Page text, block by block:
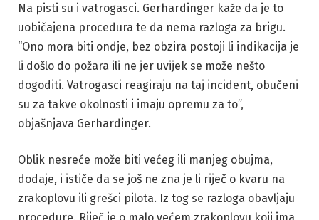
Na pisti su i vatrogasci. Gerhardinger kaže da je to
uobičajena procedura te da nema razloga za brigu.
“Ono mora biti ondje, bez obzira postoji li indikacija je
li došlo do požara ili ne jer uvijek se može nešto
dogoditi. Vatrogasci reagiraju na taj incident, obučeni
su za takve okolnosti i imaju opremu za to”,
objašnjava Gerhardinger.
Oblik nesreće može biti većeg ili manjeg obujma,
dodaje, i ističe da se još ne zna je li riječ o kvaru na
zrakoplovu ili grešci pilota. Iz tog se razloga obavljaju